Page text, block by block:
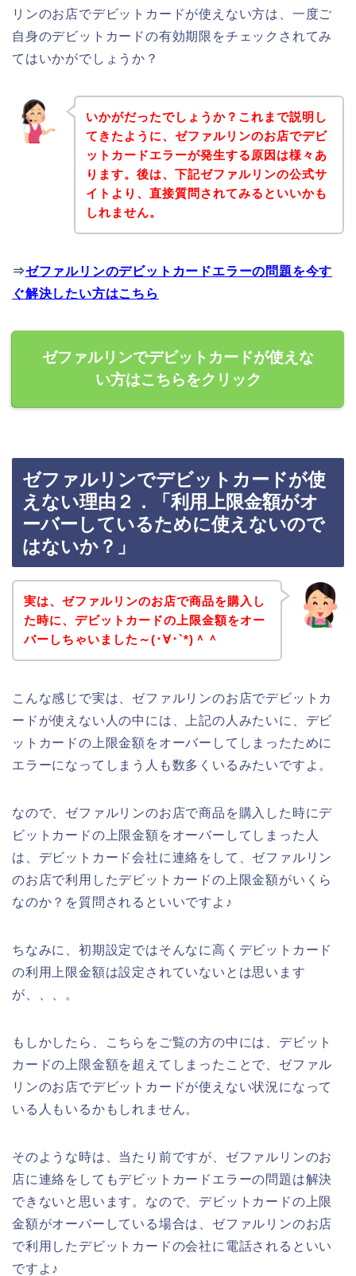
リンのお店でデビットカードが使えない方は、一度ご
自身のデビットカードの有効期限をチェックされてみ
てはいかがでしょうか？
いかがだったでしょうか？これまで説明し
てきたように、ゼファルリンのお店でデビ
ットカードエラーが発生する原因は様々あ
ります。後は、下記ゼファルリンの公式サ
イトより、直接質問されてみるといいかも
しれません。
⇒ゼファルリンのデビットカードエラーの問題を今す
ぐ解決したい方はこちら
ゼファルリンでデビットカードが使えな
い方はこちらをクリック
ゼファルリンでデビットカードが使
えない理由２．「利用上限金額がオ
ーバーしているために使えないので
はないか？」
実は、ゼファルリンのお店で商品を購入し
た時に、デビットカードの上限金額をオー
バーしちゃいました～(･∀･`*)＾＾
こんな感じで実は、ゼファルリンのお店でデビットカ
ードが使えない人の中には、上記の人みたいに、デビ
ットカードの上限金額をオーバーしてしまったために
エラーになってしまう人も数多くいるみたいですよ。
なので、ゼファルリンのお店で商品を購入した時にデ
ビットカードの上限金額をオーバーしてしまった人
は、デビットカード会社に連絡をして、ゼファルリン
のお店で利用したデビットカードの上限金額がいくら
なのか？を質問されるといいですよ♪
ちなみに、初期設定ではそんなに高くデビットカード
の利用上限金額は設定されていないとは思います
が、、、。
もしかしたら、こちらをご覧の方の中には、デビット
カードの上限金額を超えてしまったことで、ゼファル
リンのお店でデビットカードが使えない状況になって
いる人もいるかもしれません。
そのような時は、当たり前ですが、ゼファルリンのお
店に連絡をしてもデビットカードエラーの問題は解決
できないと思います。なので、デビットカードの上限
金額がオーバーしている場合は、ゼファルリンのお店
で利用したデビットカードの会社に電話されるといい
ですよ♪